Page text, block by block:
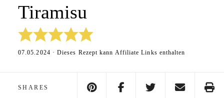
Tiramisu
07.05.2024 · Dieses Rezept kann Affiliate Links enthalten
SHARES